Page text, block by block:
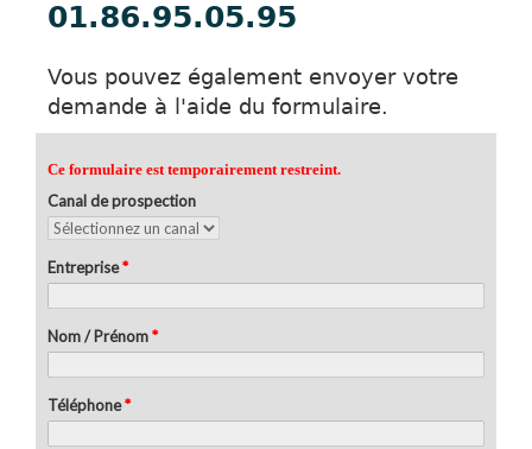
01.86.95.05.95
Vous pouvez également envoyer votre
demande à l'aide du formulaire.